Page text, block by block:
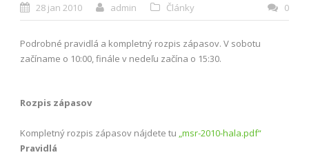
28 jan 2010 admin Články 0
Podrobné pravidlá a kompletný rozpis zápasov. V sobotu
začíname o 10:00, finále v nedeľu začína o 15:30.
Rozpis zápasov
Kompletný rozpis zápasov nájdete tu „msr-2010-hala.pdf“
Pravidlá